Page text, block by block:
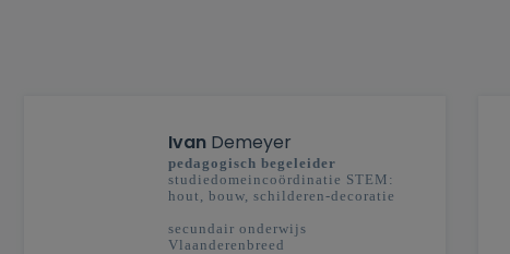
IvanDemeyer
pedagogisch begeleider
studiedomeincoördinatie STEM:
hout, bouw, schilderen-decoratie
secundair onderwijs
Vlaanderenbreed